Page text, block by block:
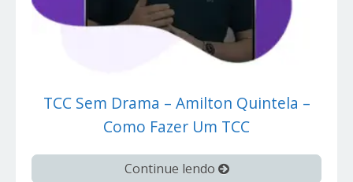
TCC Sem Drama – Amilton Quintela –
Como Fazer Um TCC
Continue lendo